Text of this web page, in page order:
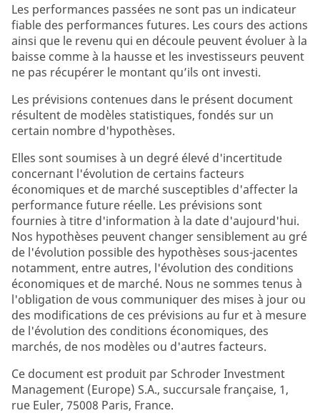
Les performances passées ne sont pas un indicateur
fiable des performances futures. Les cours des actions
ainsi que le revenu qui en découle peuvent évoluer à la
baisse comme à la hausse et les investisseurs peuvent
ne pas récupérer le montant qu’ils ont investi.
Les prévisions contenues dans le présent document
résultent de modèles statistiques, fondés sur un
certain nombre d'hypothèses.
Elles sont soumises à un degré élevé d'incertitude
concernant l'évolution de certains facteurs
économiques et de marché susceptibles d'affecter la
performance future réelle. Les prévisions sont
fournies à titre d'information à la date d'aujourd'hui.
Nos hypothèses peuvent changer sensiblement au gré
de l'évolution possible des hypothèses sous-jacentes
notamment, entre autres, l'évolution des conditions
économiques et de marché. Nous ne sommes tenus à
l'obligation de vous communiquer des mises à jour ou
des modifications de ces prévisions au fur et à mesure
de l'évolution des conditions économiques, des
marchés, de nos modèles ou d'autres facteurs.
Ce document est produit par Schroder Investment
Management (Europe) S.A., succursale française, 1,
rue Euler, 75008 Paris, France.